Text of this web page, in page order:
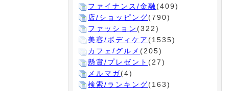
ファイナンス/金融 (409)
店/ショッピング(790)
ファッション (322)
美容/ボディケア (1535)
カフェ/グルメ (205)
懸賞/プレゼント (27)
メルマガ(4)
検索/ランキング(163)